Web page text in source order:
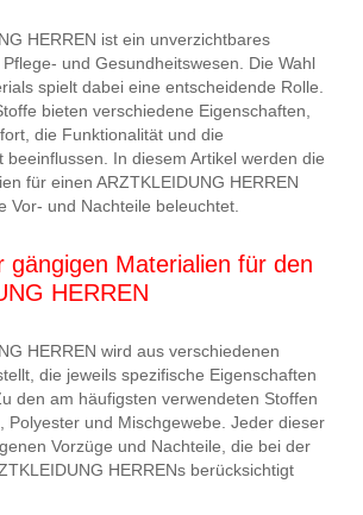
HERREN ist ein unverzichtbares
und Gesundheitswesen. Die Wahl
spielt dabei eine entscheidende Rolle.
bieten verschiedene Eigenschaften,
die Funktionalität und die
beeinflussen. In diesem Artikel werden die
für einen ARZTKLEIDUNG HERREN
Vor- und Nachteile beleuchtet.
gängigen Materialien für den
HERREN
HERREN wird aus verschiedenen
die jeweils spezifische Eigenschaften
den am häufigsten verwendeten Stoffen
Polyester und Mischgewebe. Jeder dieser
Vorzüge und Nachteile, die bei der
HERRENs berücksichtigt